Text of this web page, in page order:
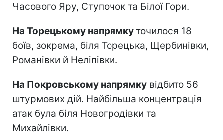
Часового Яру, Ступочок та Білої Гори.
На Торецькому напрямкуточилося 18
боїв, зокрема, біля Торецька, Щербинівки,
Романівки й Неліпівки.
На Покровському напрямку відбито 56
штурмових дій. Найбільша концентрація
атак була біля Новогродівки та
Михайлівки.